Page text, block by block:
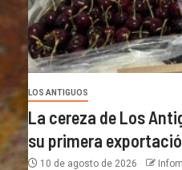
LOS ANTIGUOS
La cereza de Los
su primera
10 de agosto de 2026